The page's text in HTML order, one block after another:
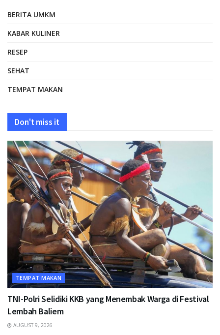
BERITA UMKM
KABAR KULINER
RESEP
SEHAT
TEMPAT MAKAN
Don't miss it
TEMPAT MAKAN
TNI-Polri Selidiki KKB yang Menembak Warga di Festival
Lembah Baliem
AUGUST 9, 2026